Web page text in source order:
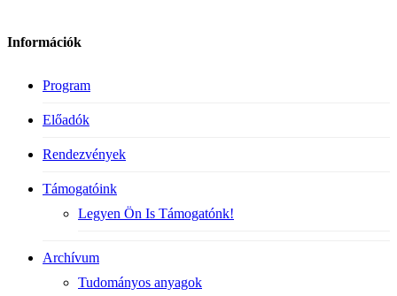
Információk
Program
Előadók
Rendezvények
Támogatóink
Legyen Ön Is Támogatónk!
Archívum
Tudományos anyagok